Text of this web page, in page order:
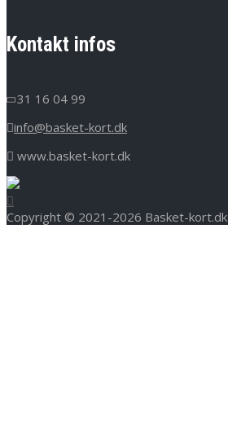
Kontakt infos
31 16 04 99
info@basket-kort.dk
www.basket-kort.dk
Copyright © 2021-2026 Basket-kort.dk